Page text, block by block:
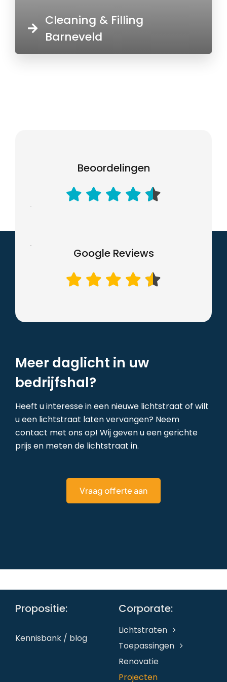
Cleaning & Filling
Barneveld
Beoordelingen
Google Reviews
Meer daglicht in uw
bedrijfshal?
Heeft u interesse in een nieuwe lichtstraat of wilt
u een lichtstraat laten vervangen? Neem
contact met ons op! Wij geven u een gerichte
prijs en meten de lichtstraat in.
Vraag offerte aan
Propositie:
Kennisbank / blog
Corporate:
Lichtstraten
Toepassingen
Renovatie
Projecten